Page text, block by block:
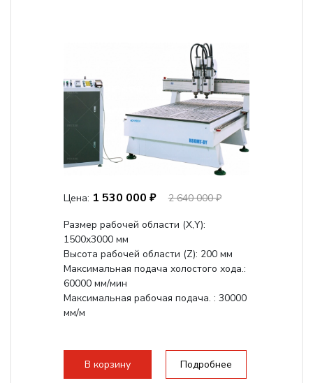
Цена: 1 530 000 ₽
2 640 000 ₽
Размер рабочей области (Х,Y):
1500x3000 мм
Высота рабочей области (Z): 200 мм
Максимальная подача холостого хода.:
60000 мм/мин
Максимальная рабочая подача. : 30000
мм/м
В корзину Подробнее